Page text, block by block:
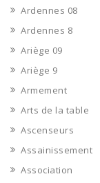
Ardennes 08
Ardennes 8
Ariège 09
Ariège 9
Armement
Arts de la table
Ascenseurs
Assainissement
Association